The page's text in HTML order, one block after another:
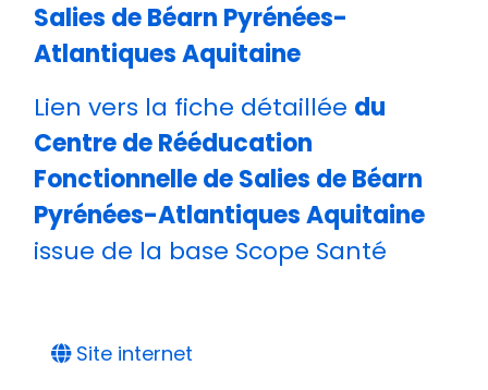
Salies de Béarn Pyrénées-
Atlantiques Aquitaine
Lien vers la fiche détaillée du
Centre de Rééducation
Fonctionnelle de Salies de Béarn
Pyrénées-Atlantiques Aquitaine
issue de la base Scope Santé
Site internet